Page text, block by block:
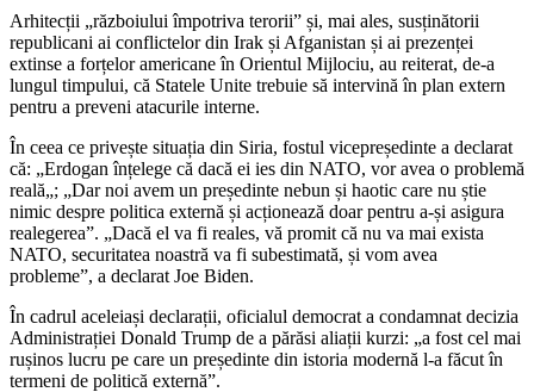
Arhitecții „războiului împotriva terorii” și, mai ales, susținătorii
republicani ai conflictelor din Irak și Afganistan și ai prezenței
extinse a forțelor americane în Orientul Mijlociu, au reiterat, de-a
lungul timpului, că Statele Unite trebuie să intervină în plan extern
pentru a preveni atacurile interne.
În ceea ce privește situația din Siria, fostul vicepreședinte a declarat
că: „Erdogan înțelege că dacă ei ies din NATO, vor avea o problemă
reală„; „Dar noi avem un președinte nebun și haotic care nu știe
nimic despre politica externă și acționează doar pentru a-și asigura
realegerea”. „Dacă el va fi reales, vă promit că nu va mai exista
NATO, securitatea noastră va fi subestimată, și vom avea
probleme”, a declarat Joe Biden.
În cadrul aceleiași declarații, oficialul democrat a condamnat decizia
Administrației Donald Trump de a părăsi aliații kurzi: „a fost cel mai
rușinos lucru pe care un președinte din istoria modernă l-a făcut în
termeni de politică externă”.